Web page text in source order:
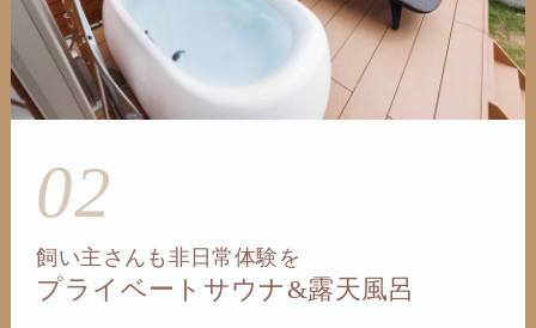
02
飼い主さんも非日常体験を
プライベートサウナ&露天風呂